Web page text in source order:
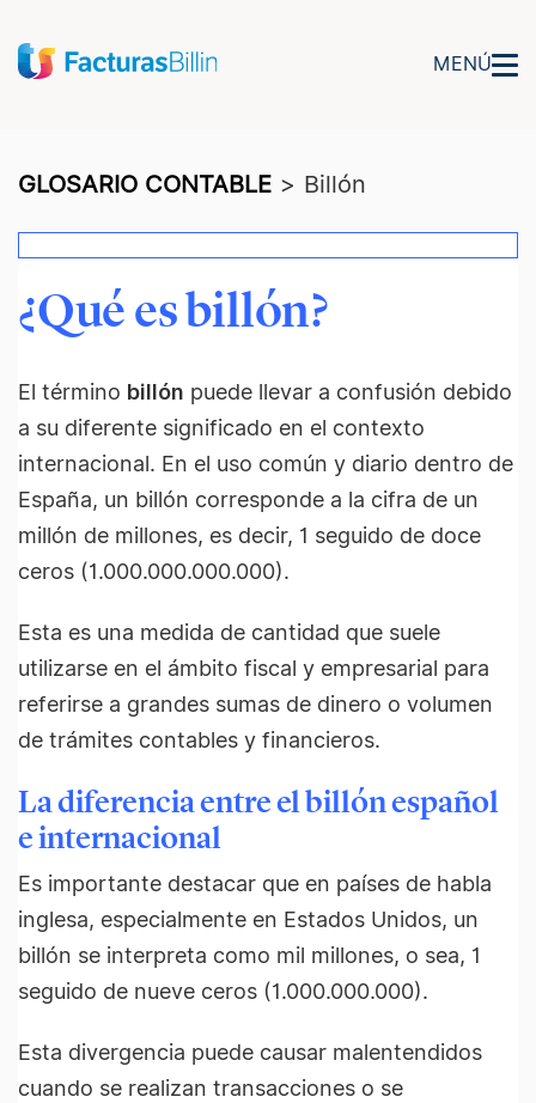
MENÚ
GLOSARIO CONTABLE > Billón
¿Qué es billón?
El término billón puede llevar a confusión debido
a su diferente significado en el contexto
internacional. En el uso común y diario dentro de
España, un billón corresponde a la cifra de un
millón de millones, es decir, 1 seguido de doce
ceros (1.000.000.000.000).
Esta es una medida de cantidad que suele
utilizarse en el ámbito fiscal y empresarial para
referirse a grandes sumas de dinero o volumen
de trámites contables y financieros.
La diferencia entre el billón español
e internacional
Es importante destacar que en países de habla
inglesa, especialmente en Estados Unidos, un
billón se interpreta como mil millones, o sea, 1
seguido de nueve ceros (1.000.000.000).
Esta divergencia puede causar malentendidos
cuando se realizan transacciones o se